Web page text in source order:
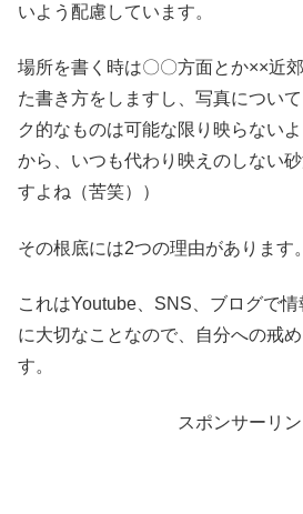
いよう配慮しています。
場所を書く時は〇〇方面とか××近
た書き方をしますし、写真につい
ク的なものは可能な限り映らない
から、いつも代わり映えのしない
すよね（苦笑））
その根底には2つの理由があります。
これはYoutube、SNS、ブログで
に大切なことなので、自分への戒
す。
スポンサーリン